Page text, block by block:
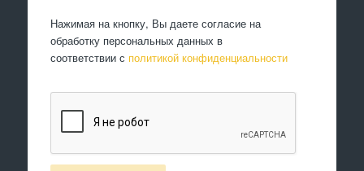
Нажимая на кнопку, Вы даете согласие на
обработку персональных данных в
соответствии с политикой конфиденциальности